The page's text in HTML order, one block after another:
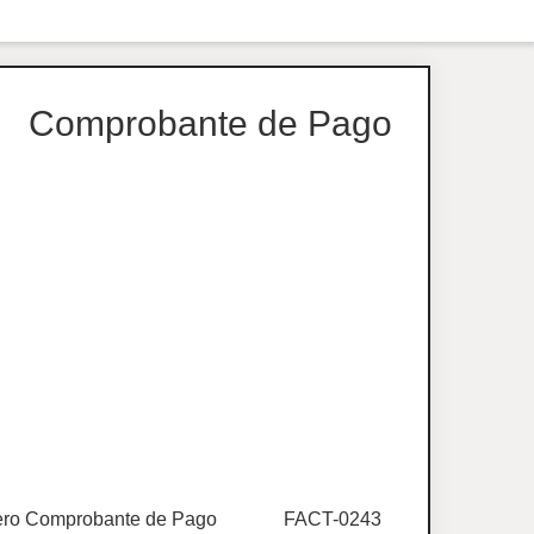
Comprobante de Pago
Comprobante de Pago FACT-0243